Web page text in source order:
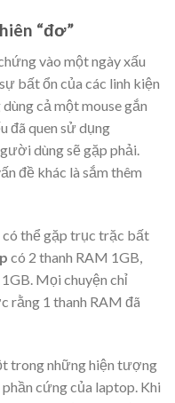
“đơ”
vào một ngày xấu
bất ổn của các linh kiện
cả một mouse gắn
đã quen sử dụng
dùng sẽ gặp phải.
đề khác là sắm thêm
có thể gặp trục trặc bất
có 2 thanh RAM 1GB,
Mọi chuyện chỉ
rằng 1 thanh RAM đã
trong những hiện tượng
cứng của laptop. Khi